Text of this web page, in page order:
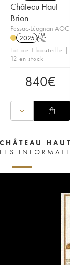
Château Haut
Brion
Pessac-Léognan AOC
2025 T
Lot de 1 bouteille |
12 en stock
840€
CHÂTEAU
LES